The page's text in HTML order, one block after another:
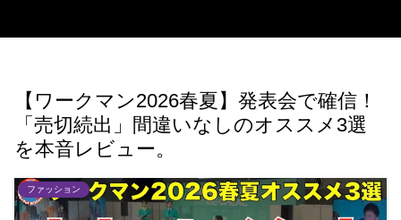
【ワークマン2026春夏】発表会で確信！
「売切続出」間違いなしのオススメ3選
を本音レビュー。
ファッション